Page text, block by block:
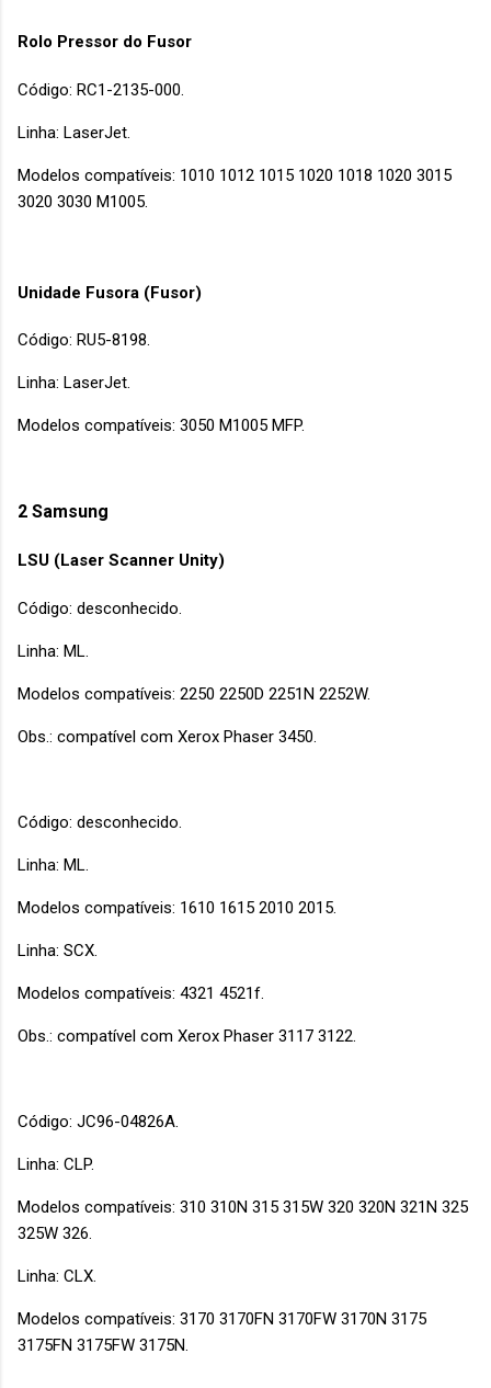
Rolo Pressor do Fusor
Código: RC1-2135-000.
Linha: LaserJet.
Modelos compatíveis: 1010 1012 1015 1020 1018 1020 3015
3020 3030 M1005.
Unidade Fusora (Fusor)
Código: RU5-8198.
Linha: LaserJet.
Modelos compatíveis: 3050 M1005 MFP.
2 Samsung
LSU (Laser Scanner Unity)
Código: desconhecido.
Linha: ML.
Modelos compatíveis: 2250 2250D 2251N 2252W.
Obs.: compatível com Xerox Phaser 3450.
Código: desconhecido.
Linha: ML.
Modelos compatíveis: 1610 1615 2010 2015.
Linha: SCX.
Modelos compatíveis: 4321 4521f.
Obs.: compatível com Xerox Phaser 3117 3122.
Código: JC96-04826A.
Linha: CLP.
Modelos compatíveis: 310 310N 315 315W 320 320N 321N 325
325W 326.
Linha: CLX.
Modelos compatíveis: 3170 3170FN 3170FW 3170N 3175
3175FN 3175FW 3175N.